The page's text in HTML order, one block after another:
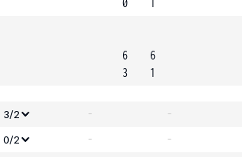
0
1
6
3
6
1
3/2 - -
0/2 - -